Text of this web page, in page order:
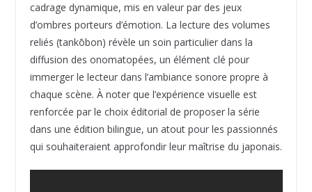
cadrage dynamique, mis en valeur par des jeux
d’ombres porteurs d’émotion. La lecture des volumes
reliés (tankōbon) révèle un soin particulier dans la
diffusion des onomatopées, un élément clé pour
immerger le lecteur dans l’ambiance sonore propre à
chaque scène. À noter que l’expérience visuelle est
renforcée par le choix éditorial de proposer la série
dans une édition bilingue, un atout pour les passionnés
qui souhaiteraient approfondir leur maîtrise du japonais.